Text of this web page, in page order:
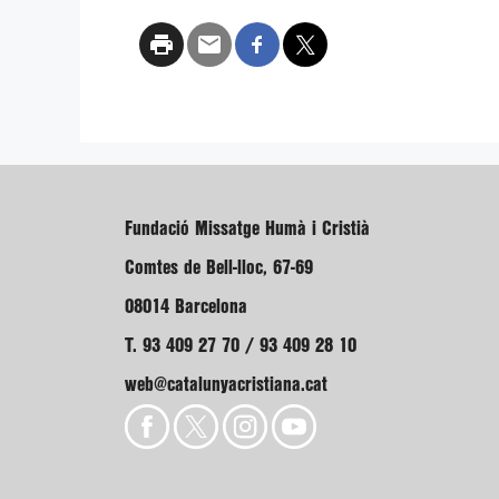
Fundació Missatge Humà i Cristià
Comtes de Bell-lloc, 67-69
08014 Barcelona
T. 93 409 27 70 / 93 409 28 10
web@catalunyacristiana.cat